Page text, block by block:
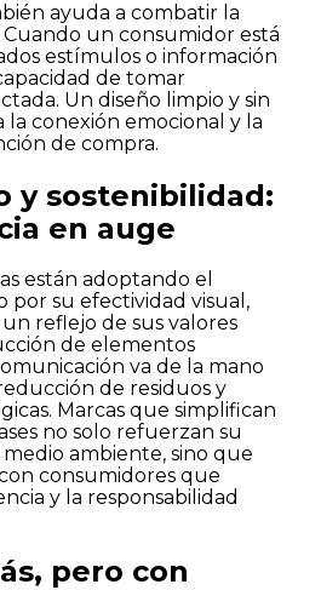
ayuda a combatir la
Cuando un consumidor está
estímulos o información
de tomar
Un diseño limpio y sin
la conexión emocional y la
de compra.
y sostenibilidad:
en auge
están adoptando el
por su efectividad visual,
reflejo de sus valores
de elementos
va de la mano
de residuos y
Marcas que simplifican
no solo refuerzan su
ambiente, sino que
consumidores que
y la responsabilidad
pero con